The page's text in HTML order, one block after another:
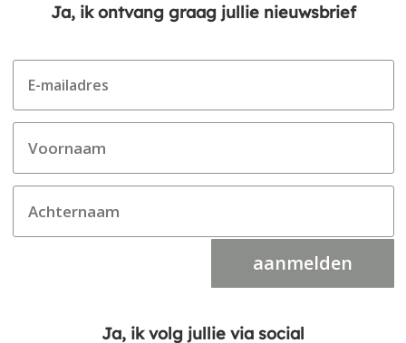
Ja, ik ontvang graag jullie nieuwsbrief
aanmelden
Ja, ik volg jullie via social